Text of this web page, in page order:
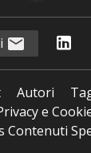
Autori
e
Contenuti